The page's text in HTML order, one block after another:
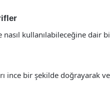
nasıl kullanılabileceğine dair
ince bir şekilde doğrayarak